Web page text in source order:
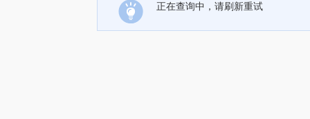
正在查询中，请刷新重试